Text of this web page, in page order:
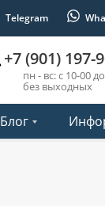
Telegram
+7 (901) 197-
пн - вс: с 10-00
без выходных
Блог